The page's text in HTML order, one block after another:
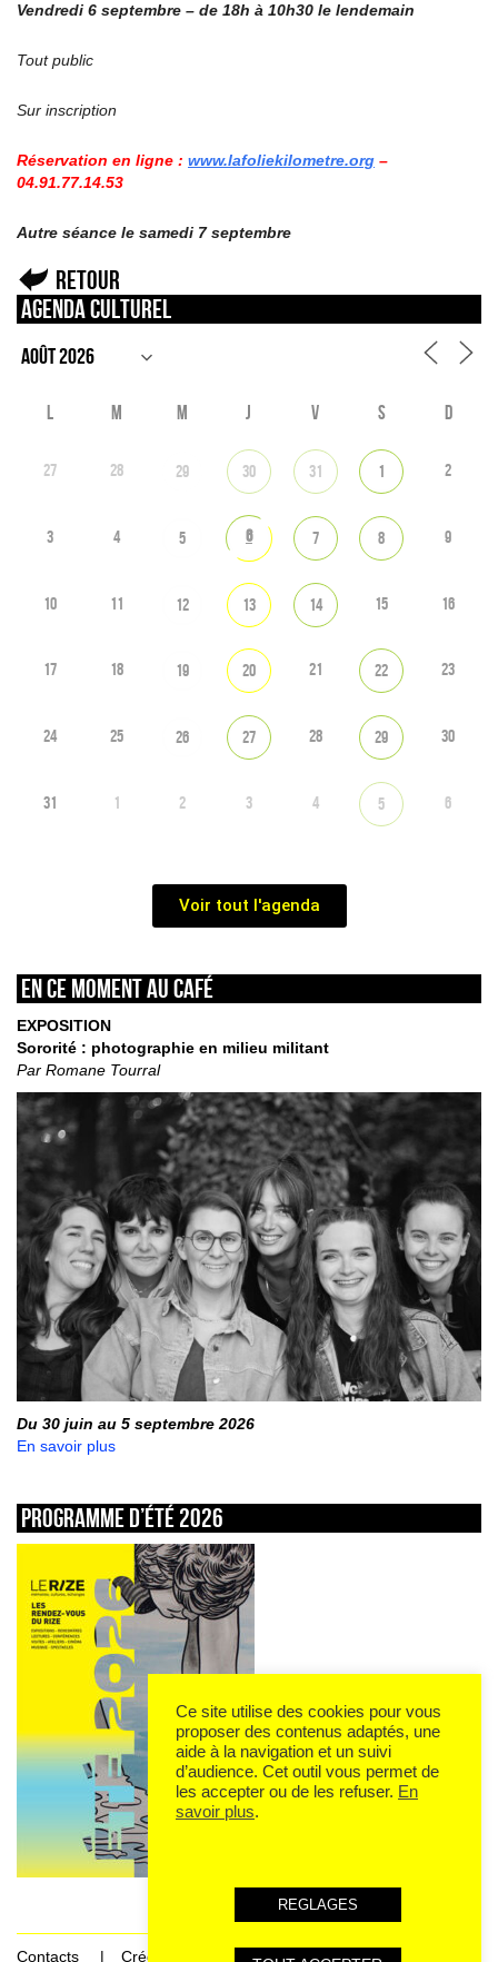
Vendredi 6 septembre – de 18h à 10h30 le lendemain
Tout public
Sur inscription
Réservation en ligne : www.lafoliekilometre.org –
04.91.77.14.53
Autre séance le samedi 7 septembre
Retour
Agenda culturel
L M M J V S D
27 28 29 30 31 1 2
3 4 5 6 7 8 9
10 11 12 13 14 15 16
17 18 19 20 21 22 23
24 25 26 27 28 29 30
31 1 2 3 4 5 6
Voir tout l'agenda
En ce moment au café
EXPOSITION
Sororité : photographie en milieu militant
Par Romane Tourral
Du 30 juin au 5 septembre 2026
En savoir plus
Programme d’été 2026
Contacts Crédits
Ce site utilise des cookies pour vous
proposer des contenus adaptés, une
aide à la navigation et un suivi
d’audience. Cet outil vous permet de
les accepter ou de les refuser. En
savoir plus.
REGLAGES